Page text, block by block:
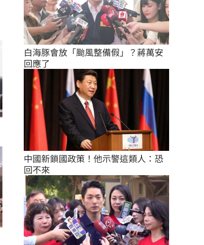
白海豚會放「颱風整備假」？蔣萬安
回應了
中國新鎖國政策！他示警這類人：恐
回不來